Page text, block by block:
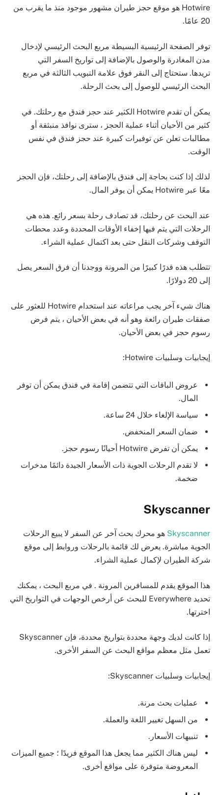
Hotwire هو موقع حجز طيران مشهور موجود منذ ما يقرب من
20 عامًا.
توفر الصفحة الرئيسية البسيطة مربع البحث الرئيسي لإدخال
مدن المغادرة والوصول بالإضافة إلى تواريخ السفر التي
تريدها. ستحتاج إلى النقر فوق علامة التبويب الثالثة في مربع
البحث الرئيسي للوصول إلى بحث الرحلة.
يمكن أن تقدم Hotwire الكثير عند حجز فندق مع رحلتك. في
كثير من الأحيان أثناء عملية الحجز ، سترى نوافذ منبثقة أو
مطالبات تعلن عن توفيرات كبيرة عند حجز فندق في نفس
الوقت.
لذلك إذا كنت بحاجة إلى فندق بالإضافة إلى رحلتك، فإن الحجز
معًا عبر Hotwire يمكن أن يوفر المال.
عند البحث عن رحلتك، قد تصادف رحلة بسعر رائع. هذه هي
الرحلات التي يتم فيها إخفاء الأوقات المحددة وعدد محطات
التوقف وشركات النقل حتى بعد اكتمال عملية الشراء.
تتطلب هذه قدرًا كبيرًا من المرونة ووجدنا أن فرق السعر يصل
إلى 20 دولارًا.
هناك شيء آخر يجب مراعاته عند استخدام Hotwire للعثور على
صفقات طيران رائعة وهو أنه في بعض الأحيان ، يتم فرض
رسوم حجز في بعض الأحيان.
إيجابيات وسلبيات Hotwire:
عروض الباقات التي تتضمن إقامة في فندق يمكن أن توفر
المال.
سياسة الإلغاء خلال 24 ساعة.
ضمان السعر المنخفض.
يمكن أن تفرض Hotwire أحيانًا رسوم حجز.
لا تقدم الرحلات الجوية ذات الأسعار الجيدة دائمًا مدخرات
ضخمة.
Skyscanner
Skyscanner هو محرك بحث آخر عن السفر لا يبيع الرحلات
الجوية مباشرة. يعرض لك قائمة بالرحلات وروابط إلى موقع
شركة الطيران لإكمال عملية الشراء.
هذا الموقع يقدم للمسافرين المرونة . في مربع البحث ، يمكنك
تحديد Everywhere للبحث عن أرخص الوجهات في التواريخ التي
اخترتها.
إذا كانت لديك وجهة محددة بتواريخ محددة، فإن Skyscanner
تعمل مثل معظم مواقع البحث عن السفر الأخرى.
إيجابيات وسلبيات Skyscanner:
عمليات بحث مرنة.
من السهل تغيير اللغة والعملة.
تنبيهات الأسعار.
ليس هناك الكثير مما يجعل هذا الموقع فريدًا ؛ جميع الميزات
المعروضة متوفرة على مواقع أخرى.